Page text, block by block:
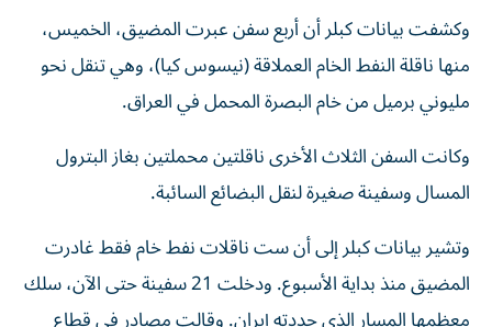
وكشفت بيانات كبلر أن أربع سفن عبرت المضيق، الخميس،
منها ناقلة النفط الخام العملاقة (نيسوس ‌كيا)، وهي تنقل نحو
مليوني برميل من خام البصرة المحمل في العراق.
وكانت السفن الثلاث الأخرى ناقلتين محملتين بغاز البترول
المسال وسفينة صغيرة لنقل البضائع السائبة.
وتشير بيانات كبلر إلى أن ست ناقلات نفط خام فقط غادرت
المضيق منذ بداية الأسبوع. ودخلت 21 سفينة حتى الآن، سلك